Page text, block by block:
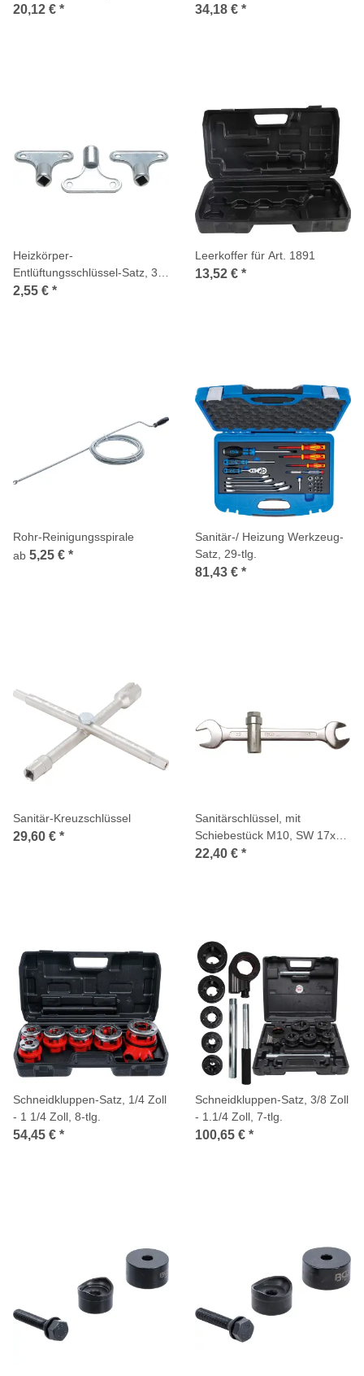
Kunststoff-Schutzbacken, 250
20,12 € *
Innenvierkant 12,5 mm (1/2
34,18 € *
Heizkörper-
Entlüftungsschlüssel-Satz, 3-
tlg.
2,55 € *
Leerkoffer für Art. 1891
13,52 € *
Rohr-Reinigungsspirale
ab 5,25 € *
Sanitär-/ Heizung Werkzeug-
Satz, 29-tlg.
81,43 € *
Sanitär-Kreuzschlüssel
29,60 € *
Sanitärschlüssel, mit
Schiebestück M10, SW 17x19
mm
22,40 € *
Schneidkluppen-Satz, 1/4 Zoll
- 1 1/4 Zoll, 8-tlg.
54,45 € *
Schneidkluppen-Satz, 3/8 Zoll
- 1.1/4 Zoll, 7-tlg.
100,65 € *